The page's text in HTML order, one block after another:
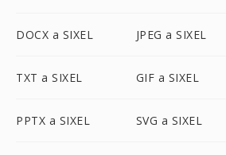
DOCX a SIXEL JPEG a SIXEL
TXT a SIXEL GIF a SIXEL
PPTX a SIXEL SVG a SIXEL